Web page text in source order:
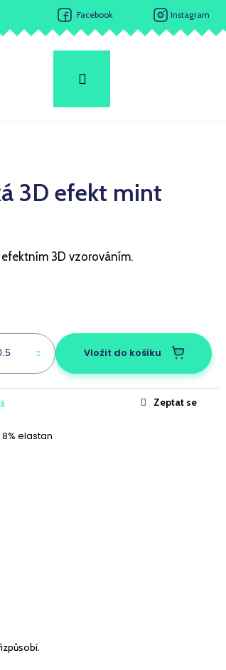
Facebook Instagram
3D efekt mint
3D vzorováním.
Vložit do košíku
8% elastan
Zeptat se